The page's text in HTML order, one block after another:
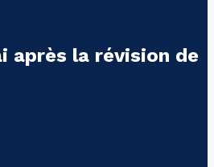
après la révision de